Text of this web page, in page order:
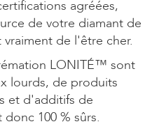
agréées,
de votre diamant de
de l'être cher.
LONITÉ™ sont
lourds, de produits
et d'additifs de
100 % sûrs.